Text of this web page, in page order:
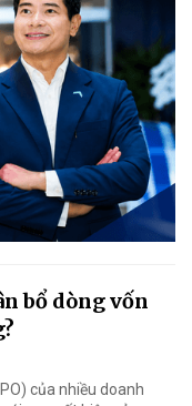
bổ dòng vốn
của nhiều doanh